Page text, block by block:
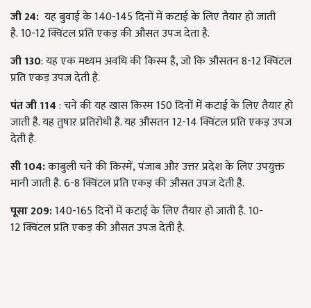
जी24: यह बुवाई के140-145दिनों में कटाई के लिए तैयार हो जाती
है.10-12क्विंटल प्रति एकड़ की औसत उपज देता है.
जी130:यह एक मध्यम अवधि की किस्म है, जो कि औसतन8-12क्विंटल
प्रति एकड़ उपज देती है.
पंत जी114:चने की यह खास किस्म150दिनों में कटाई के लिए तैयार हो
जाती है. यह तुषार प्रतिरोधी है. यह औसतन12-14क्विंटल प्रति एकड़ उपज
देती है.
सी104:काबुली चने की किस्में,पंजाब और उत्तर प्रदेश के लिए उपयुक्त
मानी जाती है.6-8क्विंटल प्रति एकड़ की औसत उपज देती है.
पूसा209:140-165दिनों में कटाई के लिए तैयार हो जाती है.10-
12क्विंटल प्रति एकड़ की औसत उपज देती है.